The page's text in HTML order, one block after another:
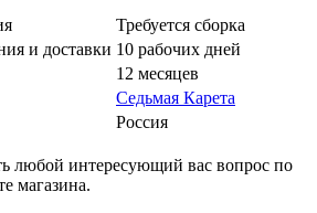
Требуется сборка
и доставки 10 рабочих дней
12 месяцев
Седьмая Карета
Россия
любой интересующий вас вопрос по
магазина.